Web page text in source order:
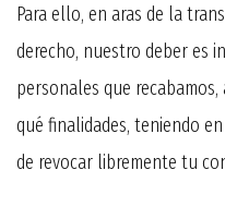
Para ello, en aras de la
derecho, nuestro deber es
personales que
qué finalidades, teniendo
de revocar libremente tu